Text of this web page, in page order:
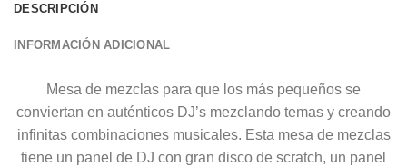
DESCRIPCIÓN
INFORMACIÓN ADICIONAL
Mesa de mezclas para que los más pequeños se
conviertan en auténticos DJ’s mezclando temas y creando
infinitas combinaciones musicales. Esta mesa de mezclas
tiene un panel de DJ con gran disco de scratch, un panel